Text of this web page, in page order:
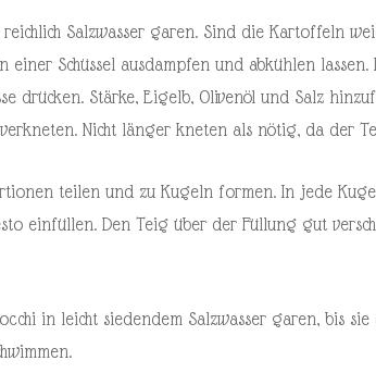
Salzwasser garen. Sind die Kartoffeln
einer Schüssel ausdampfen und abkühlen
drücken. Stärke, Eigelb, Olivenöl und Salz
Nicht länger kneten als nötig, da der
teilen und zu Kugeln formen. In jede
einfüllen. Den Teig über der Füllung gut
in leicht siedendem Salzwasser garen, bis